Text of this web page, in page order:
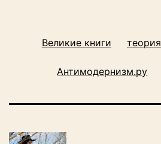
Великие книги теория
Антимодернизм.ру